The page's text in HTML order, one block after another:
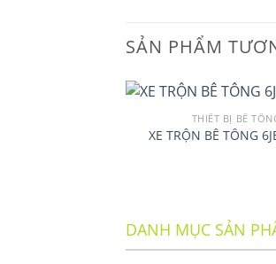
SẢN PHẨM
THIẾT BỊ BÊ
XE TRỘN BÊ TÔNG
DANH MỤC SẢN